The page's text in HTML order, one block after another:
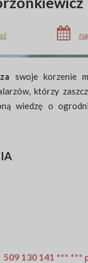
swoje korzenie
którzy
wiedzę o
Od samego
się wysoką
od lat cieszą
wachlarz roślin,
509 130 141 *** ***